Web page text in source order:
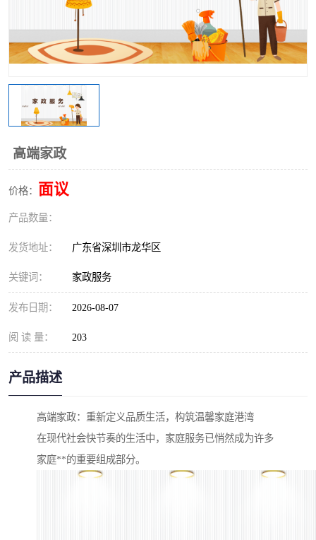
高端家政
价格： 面议
产品数量：
发货地址： 广东省深圳市龙华区
关键词： 家政服务
发布日期： 2026-08-07
阅 读 量： 203
产品描述
高端家政：重新定义品质生活，构筑温馨家庭港湾
在现代社会快节奏的生活中，家庭服务已悄然成为许多
家庭**的重要组成部分。